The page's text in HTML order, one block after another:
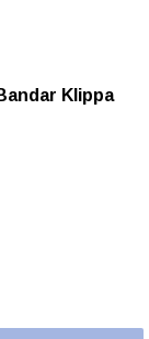
Klippa